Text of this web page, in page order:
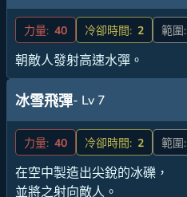
力量: 40 冷卻時間: 2 範圍:
朝敵人發射高速水彈。
冰雪飛彈- Lv 7
力量: 40 冷卻時間: 2 範圍:
在空中製造出尖銳的冰礫，
並將之射向敵人。